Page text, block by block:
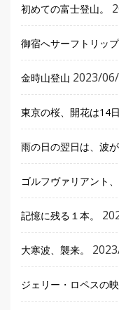
初めての富士登山。
御宿へサーフトリップ
金時山登山 2023/
東京の桜、開花は14日
雨の日の翌日は、波が
ゴルフヴァリアント
記憶に残る１本。
大寒波、襲来。
ジェリー・ロペスの